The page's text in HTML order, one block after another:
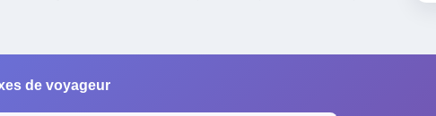
de voyageur